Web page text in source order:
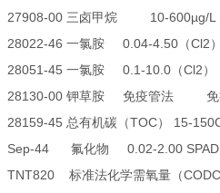
27908-00 三卤甲烷 10-600µg/L
28022-46 一氯胺 0.04-4.50 （Cl2 ）
28051-45 一氯胺 0.1-10.0 （Cl2 ）
28130-00 钾草胺 免疫管法
28159-45 总有机碳（TOC） 15-
Sep-44 氟化物 0.02-2.00
TNT820 标准法化学需氧量（